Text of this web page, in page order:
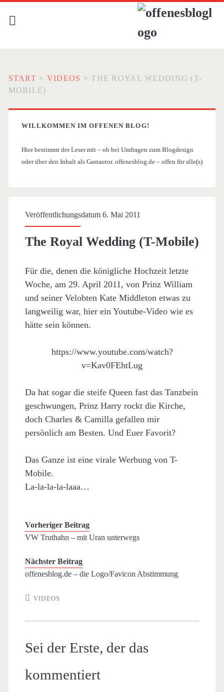
START > VIDEOS >THE ROYAL WEDDING (T-
MOBILE)
WILLKOMMEN IM OFFENEN BLOG!
Hier bestimmt der Leser mit – ob bei Umfragen zum Blogdesign
oder über den Inhalt als Gastautor. offenesblog.de – offen für alle(s)
Veröffentlichungsdatum 6. Mai 2011
The Royal Wedding (T-Mobile)
Für die, denen die königliche Hochzeit letzte
Woche, am 29. April 2011, von Prinz William
und seiner Velobten Kate Middleton etwas zu
langweilig war, hier ein Youtube-Video wie es
hätte sein können.
https://www.youtube.com/watch?
v=Kav0FEhtLug
Da hat sogar die steife Queen fast das Tanzbein
geschwungen, Prinz Harry rockt die Kirche,
doch Charles & Camilla gefallen mir
persönlich am Besten. Und Euer Favorit?
Das Ganze ist eine virale Werbung von T-
Mobile.
La-la-la-la-laaa…
Vorheriger Beitrag
VW Truthahn – mit Uran unterwegs
Nächster Beitrag
offenesblog.de – die Logo/Favicon Abstimmung
VIDEOS
Sei der Erste, der das
kommentiert